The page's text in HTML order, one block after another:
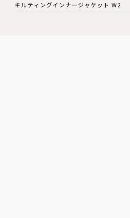
キルティングインナージャケット W2